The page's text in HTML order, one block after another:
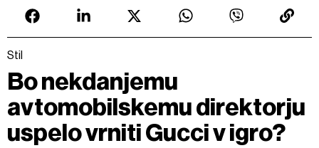
Stil
Bo nekdanjemu
avtomobilskemu direktorju
uspelo vrniti Gucci v igro?